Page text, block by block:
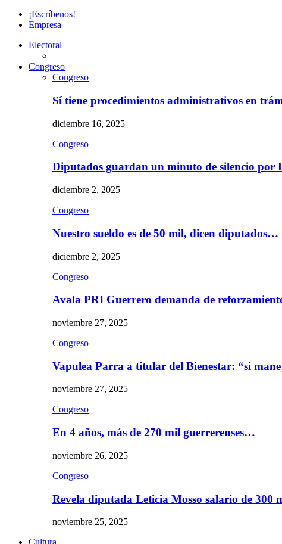
¡Escríbenos!
Empresa
Electoral
Congreso
Congreso
Sí tiene procedimientos administrativos en
diciembre 16, 2025
Congreso
Diputados guardan un minuto de silencio
diciembre 2, 2025
Congreso
Nuestro sueldo es de 50 mil, dicen diputados…
diciembre 2, 2025
Congreso
Avala PRI Guerrero demanda de
noviembre 27, 2025
Congreso
Vapulea Parra a titular del Bienestar: “si
noviembre 27, 2025
Congreso
En 4 años, más de 270 mil guerrerenses…
noviembre 26, 2025
Congreso
Revela diputada Leticia Mosso salario de 300
noviembre 25, 2025